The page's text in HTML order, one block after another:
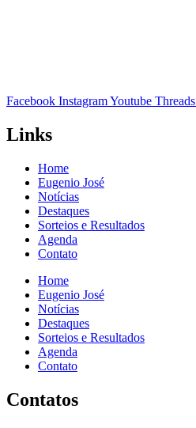
Facebook InstagramYoutube Threads
Links
Home
Eugenio José
Notícias
Destaques
Sorteios e Resultados
Agenda
Contato
Home
Eugenio José
Notícias
Destaques
Sorteios e Resultados
Agenda
Contato
Contatos